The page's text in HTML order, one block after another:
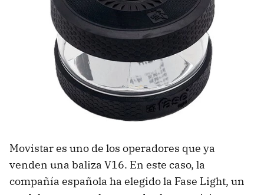
Movistar es uno de los operadores que ya
venden una baliza V16. En este caso, la
compañía española ha elegido la Fase Light, un